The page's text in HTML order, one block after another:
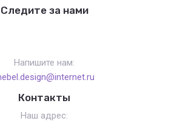
Следите за нами
Напишите нам:
Контакты
Наш адрес: